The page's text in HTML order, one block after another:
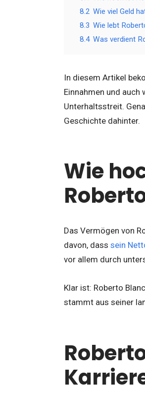
8.2 Wie viel Geld
8.3 Wie lebt
8.4 Was verdient
In diesem Artikel
Einnahmen und auch
Unterhaltsstreit.
Geschichte dahinter.
Wie
Das Vermögen von
davon, dass sein
vor allem durch
Klar ist: Roberto
stammt aus seiner